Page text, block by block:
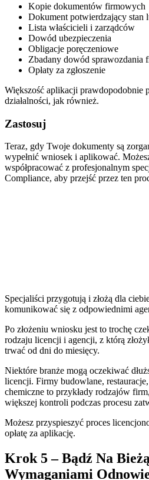
Kopie dokumentów firmowych
Dokument potwierdzający stan
Lista właścicieli i zarządców
Dowód ubezpieczenia
Obligacje poręczeniowe
Zbadany dowód sprawozdania
Opłaty za zgłoszenie
Większość aplikacji prawdopodobnie
działalności, jak również.
Zastosuj
Teraz, gdy Twoje dokumenty są
wypełnić wniosek i aplikować.
współpracować z profesjonalnym
Compliance, aby przejść przez ten
Specjaliści przygotują i złożą dla
komunikować się z odpowiednimi
Po złożeniu wniosku jest to trochę
rodzaju licencji i agencji, z którą
trwać od dni do miesięcy.
Niektóre branże mogą oczekiwać
licencji. Firmy budowlane,
chemiczne to przykłady rodzajów
większej kontroli podczas procesu
Możesz przyspieszyć proces
opłatę za aplikację.
Krok 5 – Bądź Na
Wymaganiami